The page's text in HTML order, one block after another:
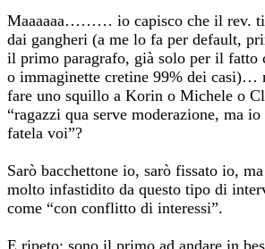
Maaaaaa……… io capisco che il rev. ti
dai gangheri (a me lo fa per default,
il primo paragrafo, già solo per il fatto
o immaginette cretine 99% dei casi)…
fare uno squillo a Korin o Michele o
“ragazzi qua serve moderazione, ma
fatela voi”?
Sarò bacchettone io, sarò fissato io,
molto infastidito da questo tipo di
come “con conflitto di interessi”.
E ripeto: sono il primo ad andare in